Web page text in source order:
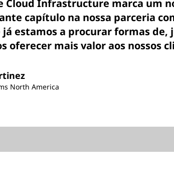
Cloud Infrastructure marca um
capítulo na nossa parceria
já estamos a procurar formas de,
oferecer mais valor aos nossos
North America